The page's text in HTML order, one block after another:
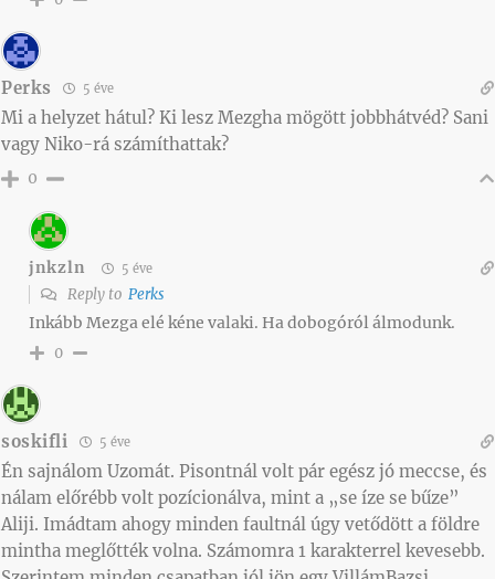
Perks 5 éve
Mi a helyzet hátul? Ki lesz Mezgha mögött jobbhátvéd? Sani
vagy Niko-rá számíthattak?
0
jnkzln 5 éve
Reply to Perks
Inkább Mezga elé kéne valaki. Ha dobogóról álmodunk.
0
soskifli 5 éve
Én sajnálom Uzomát. Pisontnál volt pár egész jó meccse, és
nálam előrébb volt pozícionálva, mint a „se íze se bűze”
Aliji. Imádtam ahogy minden faultnál úgy vetődött a földre
mintha meglőtték volna. Számomra 1 karakterrel kevesebb.